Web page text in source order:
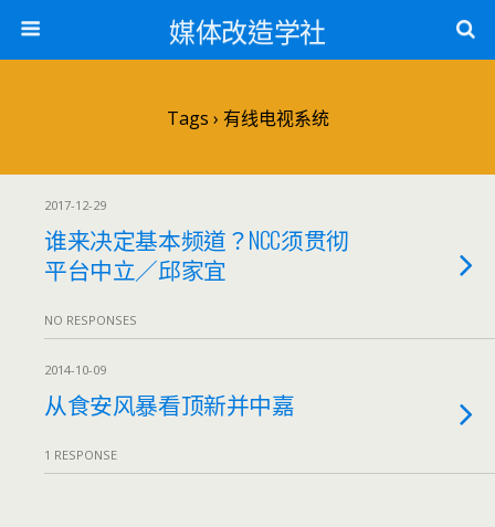
媒体改造学社
Tags › 有线电视系统
2017-12-29
谁来决定基本频道？NCC须贯彻
平台中立／邱家宜
NO RESPONSES
2014-10-09
从食安风暴看顶新并中嘉
1 RESPONSE